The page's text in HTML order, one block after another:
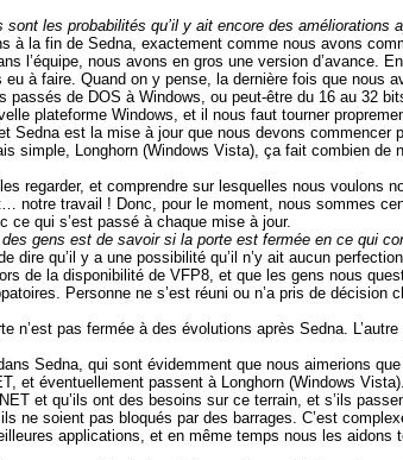
les probabilités qu’il y ait encore des améliorations
à la fin de Sedna, exactement comme nous avons
l’équipe, nous avons en gros une version d’avance.
à faire. Quand on y pense, la dernière fois que nous
passés de DOS à Windows, ou peut-être du 16 au 32
plateforme Windows, et il nous faut tourner
Sedna est la mise à jour que nous devons commencer
simple, Longhorn (Windows Vista), ça fait combien de
regarder, et comprendre sur lesquelles nous voulons
notre travail ! Donc, pour le moment, nous sommes
ce qui s’est passé à chaque mise à jour.
gens est de savoir si la porte est fermée en ce qui
dire qu’il y a une possibilité qu’il n’y ait aucun
de la disponibilité de VFP8, et que les gens nous
Personne ne s’est réuni ou n’a pris de
n’est pas fermée à des évolutions après Sedna.
Sedna, qui sont évidemment que nous aimerions
et éventuellement passent à Longhorn (Windows
et qu’ils ont des besoins sur ce terrain, et s’ils
ne soient pas bloqués par des barrages. C’est
applications, et en même temps nous les